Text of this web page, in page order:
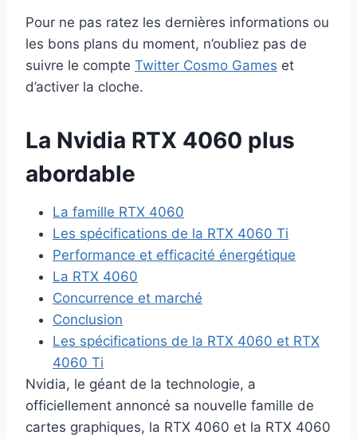
Pour ne pas ratez les dernières informations ou
les bons plans du moment, n’oubliez pas de
suivre le compte Twitter Cosmo Games et
d’activer la cloche.
La Nvidia RTX 4060 plus
abordable
La famille RTX 4060
Les spécifications de la RTX 4060 Ti
Performance et efficacité énergétique
La RTX 4060
Concurrence et marché
Conclusion
Les spécifications de la RTX 4060 et RTX
4060 Ti
Nvidia, le géant de la technologie, a
officiellement annoncé sa nouvelle famille de
cartes graphiques, la RTX 4060 et la RTX 4060